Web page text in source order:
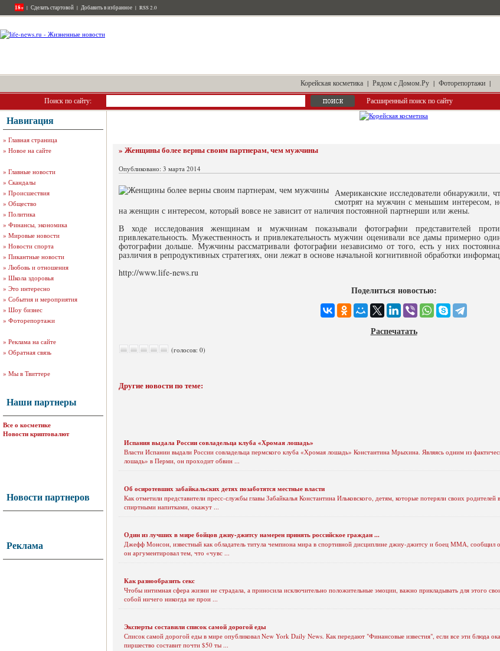
18+ | Сделать стартовой | Добавить в избранное | RSS 2.0
Корейская косметика | Рядом с Домом.Ру | Фоторепортажи |
Поиск по сайту:
Расширенный поиск по сайту
Навигация
» Главная страница
» Новое на сайте
» Главные новости
» Скандалы
» Происшествия
» Общество
» Политика
» Финансы, экономика
» Мировые новости
» Новости спорта
» Пикантные новости
» Любовь и отношения
» Школа здоровья
» Это интересно
» События и мероприятия
» Шоу бизнес
» Фоторепортажи
» Реклама на сайте
» Обратная связь
» Мы в Твиттере
Наши партнеры
Все о косметике
Новости криптовалют
Новости партнеров
Реклама
» Женщины более верны своим партнерам, чем мужчины
Опубликовано: 3 марта 2014
Американские исследователи
смотрят на мужчин с меньшим
на женщин с интересом, который вовсе не зависит от наличия постоянной партнерши или жены.
В ходе исследования женщинам и мужчинам показывали фотографии представителей
привлекательность. Мужественность и привлекательность мужчин оценивали все дамы примерно
фотографии дольше. Мужчины рассматривали фотографии независимо от того, есть у них
различия в репродуктивных стратегиях, они лежат в основе начальной когнитивной обработки
http://www.life-news.ru
Поделиться новостью:
Распечатать
(голосов: 0)
Другие новости по теме:
Испания выдала России совладельца клуба «Хромая лошадь»
Власти Испании выдали России совладельца пермского клуба «Хромая лошадь» Константина Мрыхина. Являясь одним из
лошадь» в Перми, он проходит обвин ...
Об осиротевших забайкальских детях позаботятся местные власти
Как отметили представители пресс-службы главы Забайкалья Константина Ильковского, детям, которые потеряли своих родителей
спиртными напитками, окажут ...
Один из лучших в мире бойцов джиу-джитсу намерен принять российское граждан ...
Джефф Монсон, известный как обладатель титула чемпиона мира в спортивной дисциплине джиу-джитсу и боец ММА, сообщил
он аргументировал тем, что «чувс ...
Как разнообразить секс
Чтобы интимная сфера жизни не страдала, а приносила исключительно положительные эмоции, важно прикладывать для этого
собой ничего никогда не прои ...
Эксперты составили список самой дорогой еды
Список самой дорогой еды в мире опубликовал New York Daily News. Как передают "Финансовые известия", если все эти блюда
пиршество составит почти $50 ты ...